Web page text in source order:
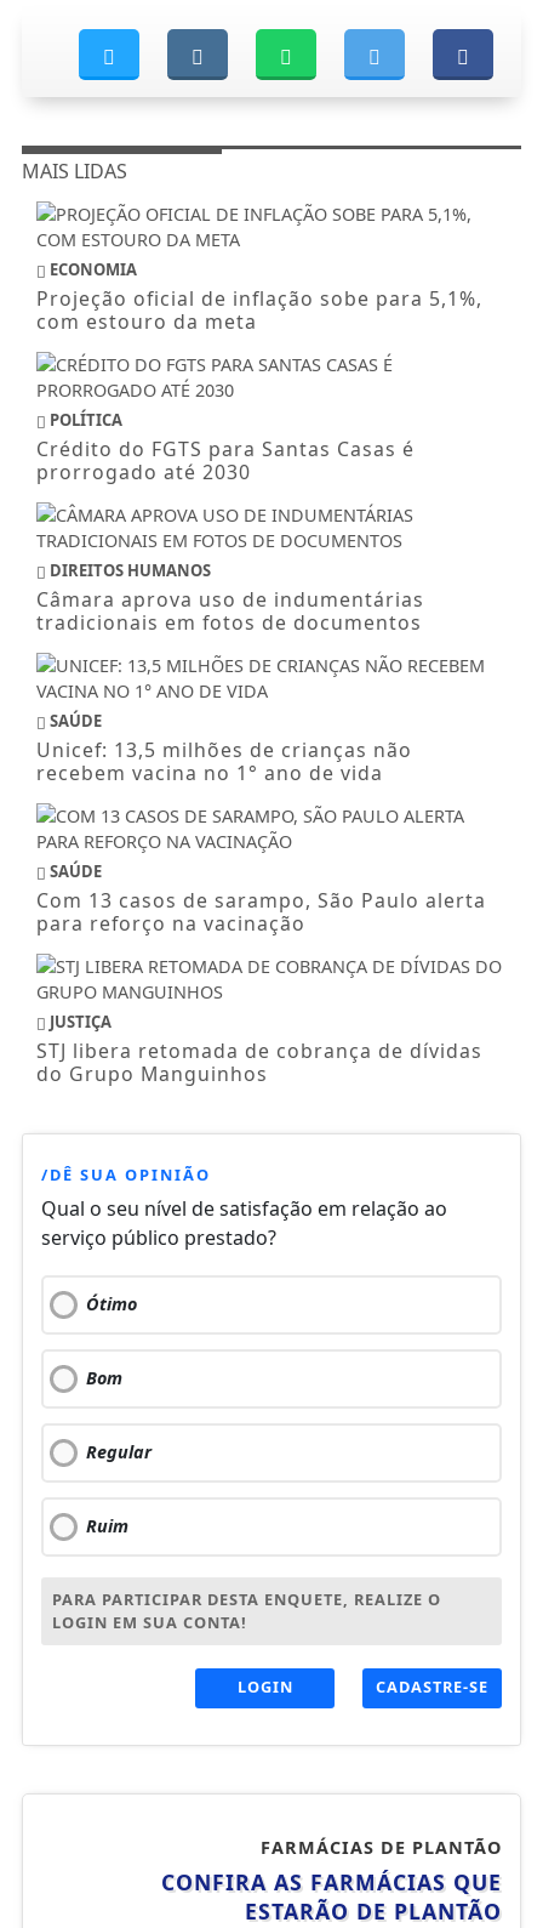
MAIS LIDAS
ECONOMIA
Projeção oficial de inflação sobe para 5,1%,
com estouro da meta
POLÍTICA
Crédito do FGTS para Santas Casas é
prorrogado até 2030
DIREITOS HUMANOS
Câmara aprova uso de indumentárias
tradicionais em fotos de documentos
SAÚDE
Unicef: 13,5 milhões de crianças não
recebem vacina no 1° ano de vida
SAÚDE
Com 13 casos de sarampo, São Paulo alerta
para reforço na vacinação
JUSTIÇA
STJ libera retomada de cobrança de dívidas
do Grupo Manguinhos
/DÊ SUA OPINIÃO
Qual o seu nível de satisfação em relação ao
serviço público prestado?
Ótimo
Bom
Regular
Ruim
PARA PARTICIPAR DESTA ENQUETE, REALIZE O
LOGIN EM SUA CONTA!
LOGIN CADASTRE-SE
FARMÁCIAS DE PLANTÃO
CONFIRA AS FARMÁCIAS QUE
ESTARÃO DE PLANTÃO